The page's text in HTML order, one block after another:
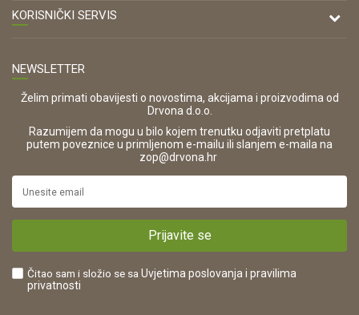
47000 Karlovac
OIB:
42821181683
16280
https://www.drvona.hr/
POREZNI BROJ:
O nama
KORISNIČKI SERVIS
Zaštita privatnosti i osobnih podataka
Korištenje kolačića
Pravo na odustajanje i jednostrani raskid ugovora
Reklamacije
Plaćanje karticama
Što dobivam registracijom?
NEWSLETTER
Želim primati obavijesti o novostima, akcijama i proizvodima od
Drvona d.o.o.
Razumijem da mogu u bilo kojem trenutku odjaviti pretplatu
putem poveznice u primljenom e-mailu ili slanjem e-maila na
zop@drvona.hr
Prijavite se
Čitao sam i složio se sa Uvjetima poslovanja i pravilima
privatnosti